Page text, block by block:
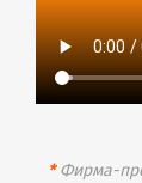
*Фирма-